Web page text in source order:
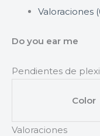
Valoraciones
Do you ear me
Pendientes de
Color
Valoraciones